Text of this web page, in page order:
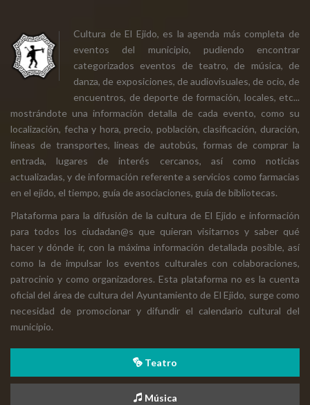
Cultura de El Ejido, es la agenda más completa de
eventos del municipio, pudiendo encontrar
categorizados eventos de teatro, de música, de
danza, de exposiciones, de audiovisuales, de ocio, de
encuentros, de deporte de formación, locales, etc...
mostrándote una información detalla de cada evento, como su
localización, fecha y hora, precio, población, clasificación, duración,
líneas de transportes, líneas de autobús, formas de comprar la
entrada, lugares de interés cercanos, así como noticias
actualizadas, y de información referente a servicios como farmacias
en el ejido, el tiempo, guía de asociaciones, guía de bibliotecas.
Plataforma para la difusión de la cultura de El Ejido e información
para todos los ciudadan@s que quieran visitarnos y saber qué
hacer y dónde ir, con la máxima información detallada posible, así
como la de impulsar los eventos culturales con colaboraciones,
patrocinio y como organizadores. Esta plataforma no es la cuenta
oficial del área de cultura del Ayuntamiento de El Ejido, surge como
necesidad de promocionar y difundir el calendario cultural del
municipio.
Teatro
Música